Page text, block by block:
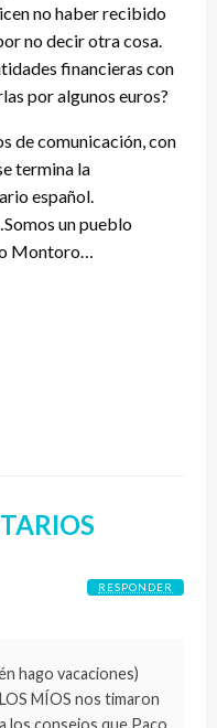
no haber recibido
no decir otra cosa.
financieras con
por algunos euros?
de comunicación, con
termina la
español.
un pueblo
Montoro…
hago vacaciones)
MÍOS nos timaron
los consejos que Paco
RESPONDER